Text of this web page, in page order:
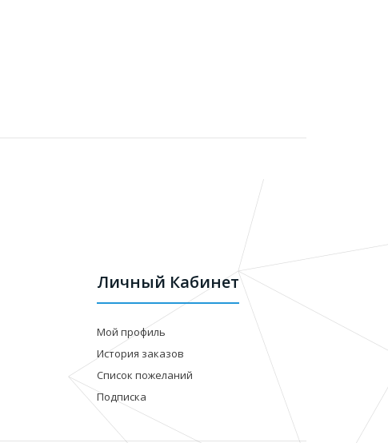
Личный Кабинет
Мой профиль
История заказов
Список пожеланий
Подписка